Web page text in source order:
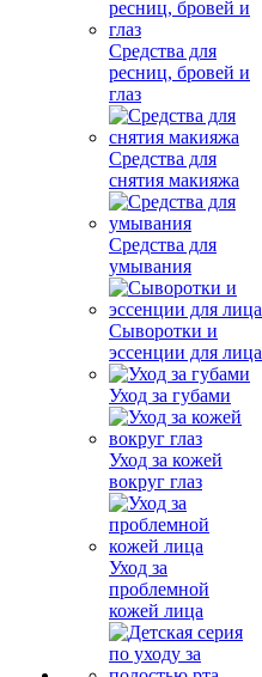
Средства для
ресниц, бровей и
глаз
Средства для
снятия макияжа
Средства для
умывания
Сыворотки и
эссенции для лица
Уход за губами
Уход за кожей
вокруг глаз
Уход за
проблемной
кожей лица